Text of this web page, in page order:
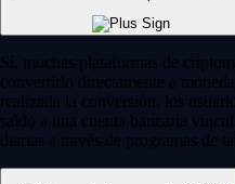
Sí, muchas plataformas de
convertirlo directamente a
realizada la conversión, los
saldo a una cuenta bancaria
diarias a través de programas de